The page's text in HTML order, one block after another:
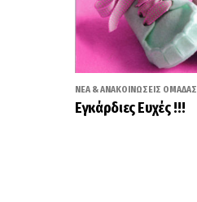
ΝΈΑ & ΑΝΑΚΟΙΝΏΣΕΙΣ ΟΜΆΔΑΣ
Εγκάρδιες Ευχές !!!